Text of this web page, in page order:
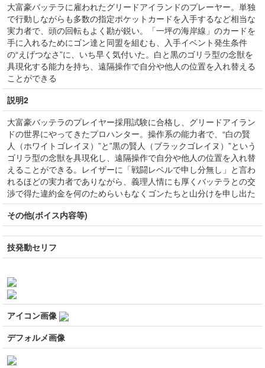
大富豪バッテラに雇われたグリードアイランドのプレーヤー。単独
で行動しながらも多数の指定ポケットカードを入手するなど相当な
実力者で、頭の回転もよく勘が鋭い。「一坪の海岸線」のカードを
手に入れるためにゴン達と同盟を組むも、入手イベント発生条件
の“えげつなさ”に、いち早く気付いた。白と黒のゴリラ型の念獣を
具現化する能力を持ち、遠隔操作で自分や他人の位置を入れ替える
ことができる
説明2
大富豪バッテラのプレイヤー採用試験に合格し、グリードアイラン
ドの世界にやってきたプロハンター。操作系の能力者で、“白の賢
人（ホワイトゴレイヌ）”と”黒の賢人（ブラックゴレイヌ）”という
ゴリラ型の念獣を具現化し、遠隔操作で自分や他人の位置を入れ替
えることができる。レイザーに「戦闘レベルで申し分無し」と言わ
れるほどの実力者でありながら、義理人情にも厚くバッテラとの交
渉で得た違約金を何のためらいもなくゴンたちと山分けを申し出た
その他(ボイス内容等)
技発動セリフ
アイコン画像
デフォルメ画像